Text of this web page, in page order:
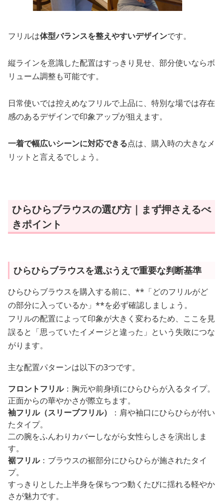
フリルは体型バランスを整えやすいデザインです。
縦ラインを意識した配置はすっきり見せ、部分使いならボ
リューム調整も可能です。
日常使いでは控えめなフリルで上品に、特別な場では存在
感のあるデザインで印象アップが狙えます。
一着で幅広いシーンに対応できる点は、購入時の大きなメ
リットと言えるでしょう。
ひらひらブラウスの選び方｜まず押さえるべ
きポイント
ひらひらブラウスを選ぶうえで重要な判断基準
ひらひらブラウスを購入する前に、**「どのフリルがど
の部分に入っているか」**を必ず確認しましょう。
フリルの配置によって印象が大きく変わるため、ここを見
誤ると「思っていたイメージと違った」という失敗につな
がります。
主な配置パターンは以下の3つです。
フロントフリル：胸元や前身頃にひらひらが入るタイプ。
正面からの華やかさが際立ちます。
袖フリル（スリーブフリル）
：肩や袖口にひらひらが付い
たタイプ。
二の腕をふんわりカバーしながら女性らしさを演出しま
す。
裾フリル：ブラウスの裾部分にひらひらが施されたタイ
プ。
すっきりとした上半身を保ちつつ動くたびに揺れる軽やか
さが魅力です。